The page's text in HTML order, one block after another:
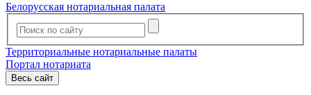
Белорусская нотариальная палата
Территориальные нотариальные палаты
Портал нотариата
Весь сайт